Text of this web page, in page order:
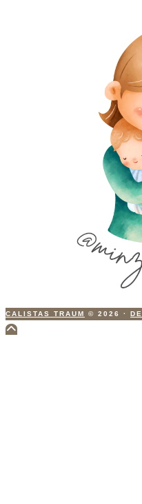
CALISTAS TRAUM © 2026 ·
Scroll